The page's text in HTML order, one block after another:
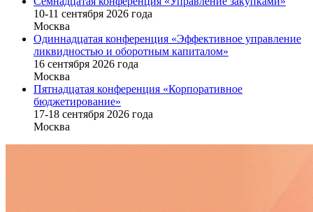
10-11 сентября 2026 года
Москва
Одиннадцатая конференция «Эффективное управление
ликвидностью и оборотным капиталом»
16 cентября 2026 года
Москва
Пятнадцатая конференция «Корпоративное
бюджетирование»
17-18 сентября 2026 года
Москва